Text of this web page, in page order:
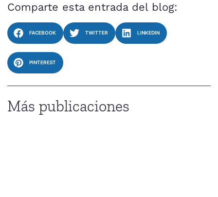
Comparte esta entrada del blog:
FACEBOOK TWITTER LINKEDIN
PINTEREST
Más publicaciones